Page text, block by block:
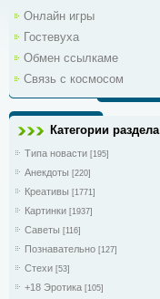
Онлайн игры
Гостевуха
Обмен ссылкаме
Связь с космосом
Категории раздела
Типа новасти [195]
Анекдоты [220]
Креативы [1771]
Картинки [1937]
Саветы [116]
Познавательно [127]
Стехи [53]
+18 Эротика [105]